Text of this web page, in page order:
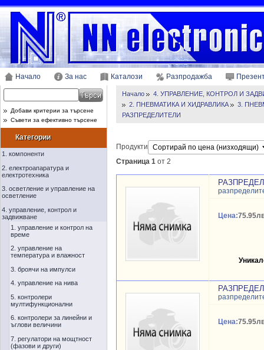
Начало За нас Каталози Разпродажба
Добави критерии за търсене
Съвети за ефективно търсене
Категории
1. компоненти
2. електроапаратура и
електротехника
3. осветление и управление на
осветление
4. управление, контрол и
задвижване
1. управление и контрол на
време
2. управление на
температура и влажност
3. броячи на импулси
4. управление на нива
5. контролери
мултифункционални
6. контролери за линейни и
ъглови величини
7. регулатори на мощтност
(фазови и други)
Начало
4. УПРАВЛЕНИЕ, КОНТРОЛ И
2. ПНЕВМАТИКА И ХИДРАВЛИКА
3.
РАЗПРЕДЕЛИТЕЛИ
Продукти
Страница 1 от 2
Цена:
Цена: